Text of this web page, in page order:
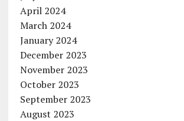
April 2024
March 2024
January 2024
December 2023
November 2023
October 2023
September 2023
August 2023